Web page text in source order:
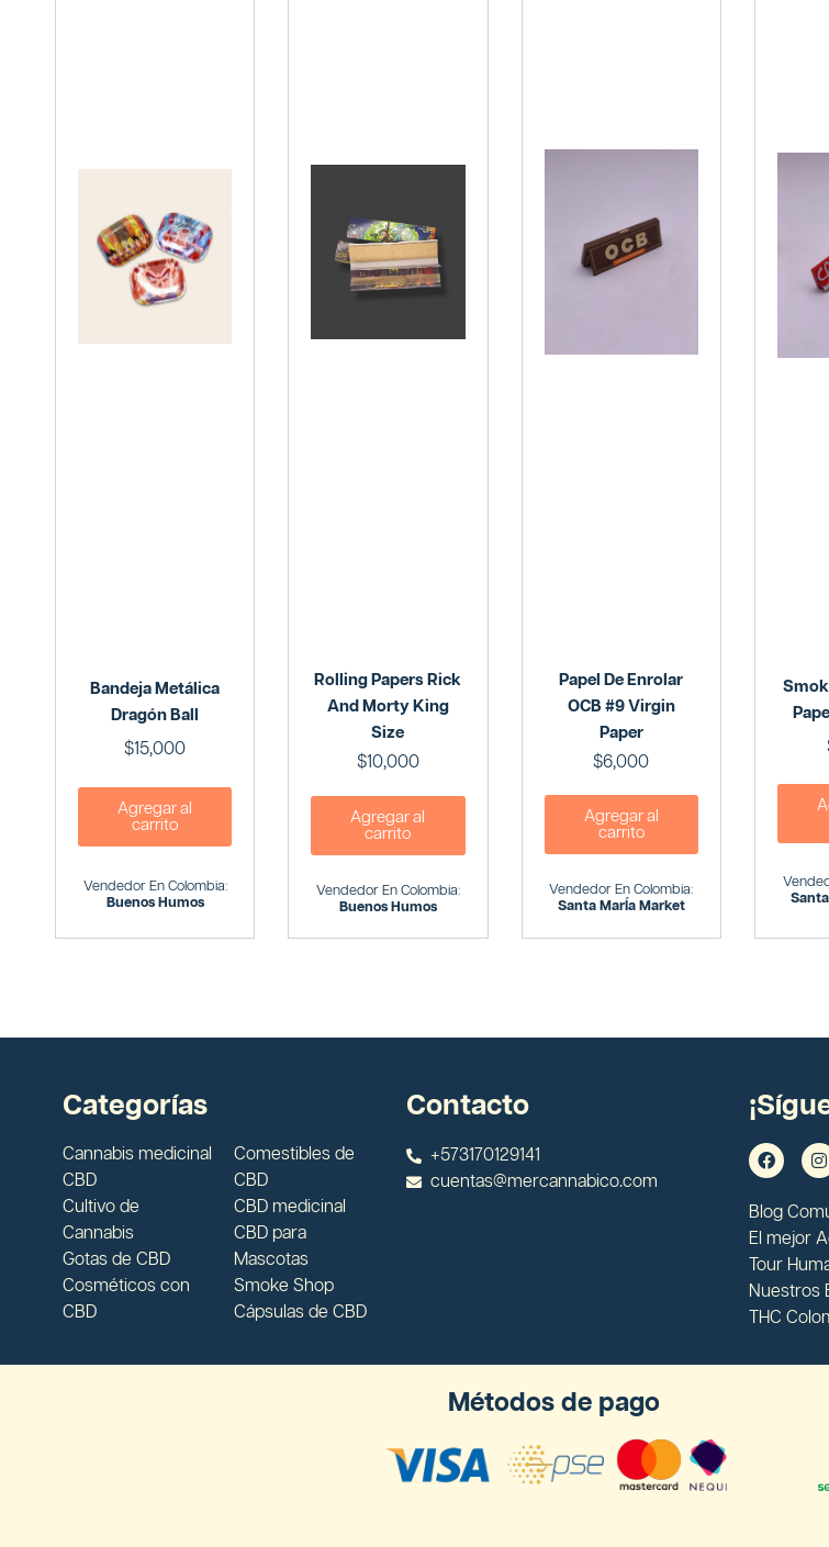
Bandeja Metálica
Dragón Ball
$15,000
Agregar al
carrito
Vendedor En Colombia:
Buenos Humos
Rolling Papers Rick
And Morty King
Size
$10,000
Agregar al
carrito
Vendedor En Colombia:
Buenos Humos
Papel De Enrolar
OCB #9 Virgin
Paper
$6,000
Agregar al
carrito
Vendedor En Colombia:
Santa MarÍa Market
Categorías
Cannabis medicinal
CBD
Cultivo de
Cannabis
Gotas de CBD
Cosméticos con
CBD
Comestibles de
CBD
CBD medicinal
CBD para
Mascotas
Smoke Shop
Cápsulas de CBD
Contacto
+573170129141
cuentas@mercannabico.com
Blog
El mejor
Tour
Nuestros
THC
Métodos de pago